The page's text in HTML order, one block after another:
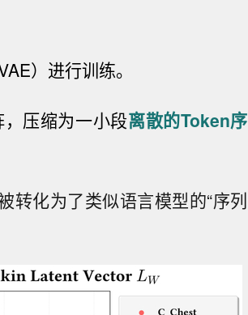
） 进行训练。
压缩为一小段离散的Token序
转化为了类似语言模型的“序列